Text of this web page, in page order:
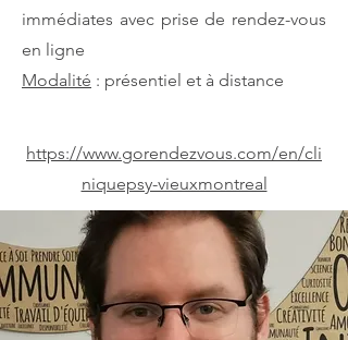
immédiates avec prise de rendez-vous
en ligne
Modalité : présentiel et à distance
https://www.gorendezvous.com/en/cli
niquepsy-vieuxmontreal